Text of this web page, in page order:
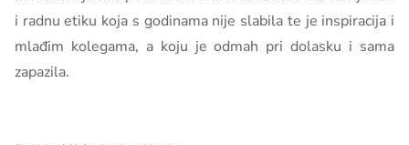
i radnu etiku koja s godinama nije slabila te je inspiracija i
mlađim kolegama, a koju je odmah pri dolasku i sama
zapazila.